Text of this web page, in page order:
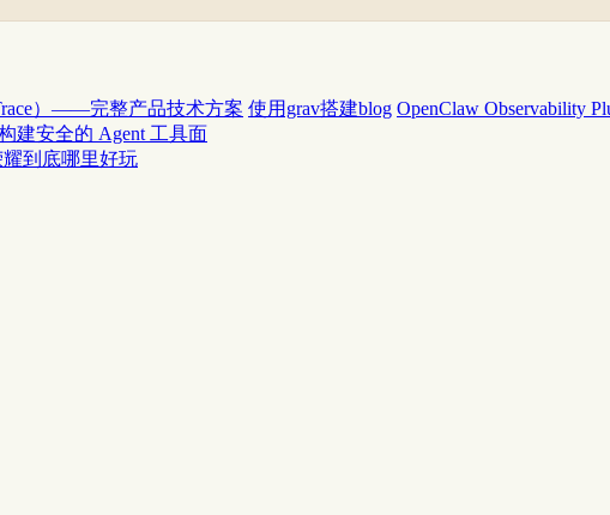
）——完整产品技术方案 使用grav搭建blog OpenClaw Observability
建安全的 Agent 工具面
耀到底哪里好玩